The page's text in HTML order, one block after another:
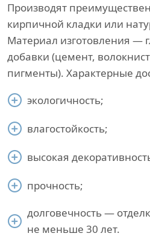
Производят
кирпичной кладки или
Материал изготовления —
добавки (цемент,
пигменты). Характерные
экологичность;
влагостойкость;
высокая
прочность;
долговечность —
не меньше 30 лет.